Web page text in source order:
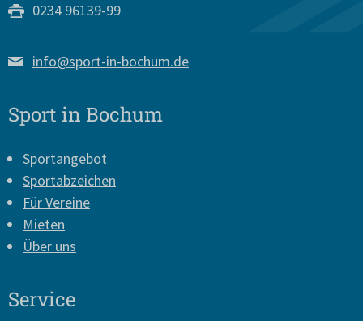
0234 96139-99
info@sport-in-bochum.de
Sport in Bochum
Sportangebot
Sportabzeichen
Für Vereine
Mieten
Über uns
Service